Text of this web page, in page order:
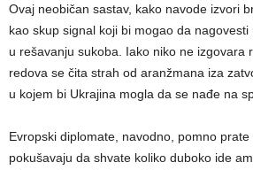
Ovaj neobičan sastav, kako navode izvori
kao skup signal koji bi mogao da
u rešavanju sukoba. Iako niko ne izgovara
redova se čita strah od aranžmana iza
u kojem bi Ukrajina mogla da se nađe na
Evropski diplomate, navodno, pomno prate
pokušavaju da shvate koliko duboko ide